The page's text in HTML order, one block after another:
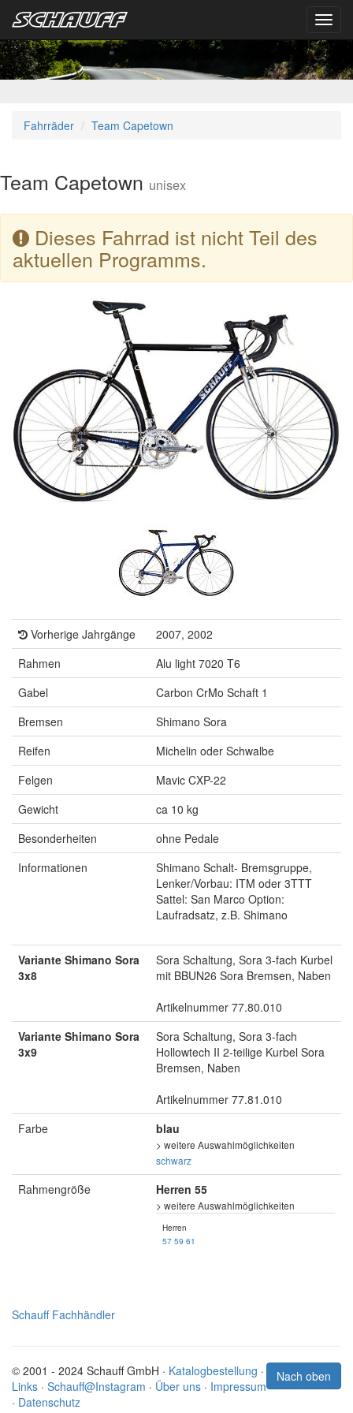
Fahrräder Team Capetown
Team Capetown unisex
Dieses Fahrrad ist nicht Teil des
aktuellen Programms.
Vorherige Jahrgänge
2007, 2002
Rahmen
Alu light 7020 T6
Gabel
Carbon CrMo Schaft 1
Bremsen
Shimano Sora
Reifen
Michelin oder Schwalbe
Felgen
Mavic CXP-22
Gewicht
ca 10 kg
Besonderheiten
ohne Pedale
Informationen
Shimano Schalt- Bremsgruppe,
Lenker/Vorbau: ITM oder 3TTT
Sattel: San Marco Option:
Laufradsatz, z.B. Shimano
Variante Shimano Sora
3x8
Sora Schaltung, Sora 3-fach Kurbel
mit BBUN26 Sora Bremsen, Naben
Artikelnummer 77.80.010
Variante Shimano Sora
3x9
Sora Schaltung, Sora 3-fach
Hollowtech II 2-teilige Kurbel Sora
Bremsen, Naben
Artikelnummer 77.81.010
Farbe
blau
> weitere Auswahlmöglichkeiten
schwarz
Rahmengröße Herren 55
> weitere Auswahlmöglichkeiten
Herren
57 59 61
Schauff Fachhändler
Nach oben
© 2001 - 2024 Schauff GmbH · Katalogbestellung ·
Links · Schauff@Instagram · Über uns · Impressum
· Datenschutz